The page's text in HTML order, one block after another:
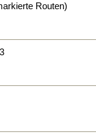
Routen)